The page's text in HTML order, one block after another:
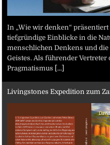
In „Wie wir denken“
tiefgründige Einblicke in die
menschlichen Denkens und die
Geistes. Als führender Vertreter
Pragmatismus [...]
Livingstones Expedition zum